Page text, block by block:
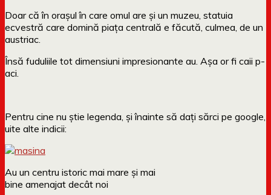
Doar că în orașul în care omul are și un muzeu, statuia
ecvestră care domină piața centrală e făcută, culmea, de un
austriac.
Însă fuduliile tot dimensiuni impresionante au. Așa or fi caii p-
aci.
Pentru cine nu știe legenda, și înainte să dați sărci pe google,
uite alte indicii:
Au un centru istoric mai mare și mai
bine amenajat decât noi